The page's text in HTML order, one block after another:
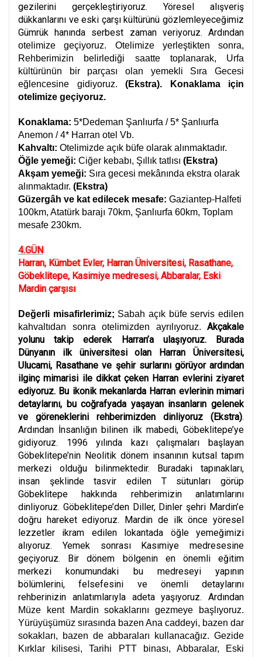
gezilerini gerçekleştiriyoruz. Yöresel alışveriş
dükkanlarını ve eski çarşı kültürünü gözlemleyeceğimiz
Gümrük hanında serbest zaman veriyoruz. Ardından
otelimize geçiyoruz. Otelimize yerleştikten sonra,
Rehberimizin belirlediği saatte toplanarak, Urfa
kültürünün bir parçası olan yemekli Sıra Gecesi
eğlencesine gidiyoruz. (Ekstra).
Konaklama için
otelimize geçiyoruz.
Konaklama: 5*Dedeman Şanlıurfa / 5* Şanlıurfa
Anemon / 4* Harran otel Vb.
Kahvaltı: Otelimizde açık büfe olarak alınmaktadır.
Öğle yemeği: Ciğer kebabı, Şıllık tatlısı (Ekstra)
Akşam yemeği: Sıra gecesi mekânında ekstra olarak
alınmaktadır. (Ekstra)
Güzergâh ve kat edilecek mesafe: Gaziantep-Halfeti
100km, Atatürk barajı 70km, Şanlıurfa 60km, Toplam
mesafe 230km.
4.GÜN
Harran, Kümbet Evler, Harran Üniversitesi, Rasathane,
Göbeklitepe, Kasimiye medresesi, Abbaralar, Eski
Mardin çarşısı
Değerli misafirlerimiz; Sabah açık büfe servis edilen
kahvaltıdan sonra otelimizden ayrılıyoruz. Akçakale
yolunu takip ederek Harran’a ulaşıyoruz. Burada
Dünyanın ilk üniversitesi olan Harran Üniversitesi,
Ulucami, Rasathane ve şehir surlarını görüyor ardından
ilginç mimarisi ile dikkat çeken Harran evlerini ziyaret
ediyoruz. Bu ikonik mekanlarda Harran evlerinin mimari
detaylarını, bu coğrafyada yaşayan insanların gelenek
ve göreneklerini rehberimizden dinliyoruz
(Ekstra).
Ardından İnsanlığın bilinen ilk mabedi, Göbeklitepe’ye
gidiyoruz. 1996 yılında kazı çalışmaları başlayan
Göbeklitepe’nin Neolitik dönem insanının kutsal tapım
merkezi olduğu bilinmektedir. Buradaki tapınakları,
insan şeklinde tasvir edilen T sütunları görüp
Göbeklitepe hakkında rehberimizin anlatımlarını
dinliyoruz. Göbeklitepe’den Diller, Dinler şehri Mardin’e
doğru hareket ediyoruz. Mardin de ilk önce yöresel
lezzetler ikram edilen lokantada öğle yemeğimizi
alıyoruz. Yemek sonrası Kasımiye medresesine
geçiyoruz. Bir dönem bölgenin en önemli eğitim
merkezi konumundaki bu medreseyi yapının
bölümlerini, felsefesini ve önemli detaylarını
rehberinizin anlatımlarıyla adeta yaşıyoruz. Ardından
Müze kent Mardin sokaklarını gezmeye başlıyoruz.
Yürüyüşümüz sırasında bazen Ana caddeyi, bazen dar
sokakları, bazen de abbaraları kullanacağız. Gezide
Kırklar kilisesi, Tarihi PTT binası, Abbaralar, Eski